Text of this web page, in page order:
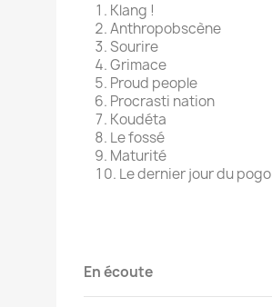
Klang !
Anthropobscène
Sourire
Grimace
Proud people
Procrasti nation
Koudéta
Le fossé
Maturité
Le dernier jour du pogo
En écoute